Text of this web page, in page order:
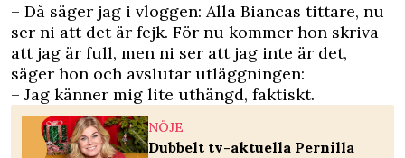
– Då säger jag i vloggen: Alla Biancas tittare, nu
ser ni att det är fejk. För nu kommer hon skriva
att jag är full, men ni ser att jag inte är det,
säger hon och avslutar utläggningen:
– Jag känner mig lite uthängd, faktiskt.
NÖJE
Dubbelt tv-aktuella Pernilla